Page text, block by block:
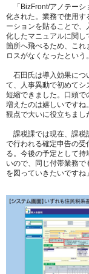
「BizFront/アノテーシ
化された。業務で使用す
ーションを貼ることで
化したマニュアルに関し
箇所へ飛べるため、これ
ロスがなくなったという。
石田氏は導入効果につ
て、人事異動で初めてシ
短縮できました。口頭
増えたのは嬉しいですね
観点で大いに役立ちまし
課税課では現在、課税
で行われる確定申告の
る。今後の予定として
いので、同じ付帯業務
を図っていきたいですね